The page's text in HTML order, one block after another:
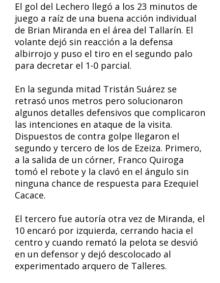
El gol del Lechero llegó a los 23 minutos de
juego a raíz de una buena acción individual
de Brian Miranda en el área del Tallarín. El
volante dejó sin reacción a la defensa
albirrojo y puso el tiro en el segundo palo
para decretar el 1-0 parcial.
En la segunda mitad Tristán Suárez se
retrasó unos metros pero solucionaron
algunos detalles defensivos que complicaron
las intenciones en ataque de la visita.
Dispuestos de contra golpe llegaron el
segundo y tercero de los de Ezeiza. Primero,
a la salida de un córner, Franco Quiroga
tomó el rebote y la clavó en el ángulo sin
ninguna chance de respuesta para Ezequiel
Cacace.
El tercero fue autoría otra vez de Miranda, el
10 encaró por izquierda, cerrando hacia el
centro y cuando remató la pelota se desvió
en un defensor y dejó descolocado al
experimentado arquero de Talleres.